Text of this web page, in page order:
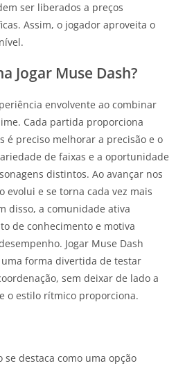
ser liberados a preços
Assim, o jogador aproveita o
Jogar Muse Dash?
envolvente ao combinar
Cada partida proporciona
é preciso melhorar a precisão e o
de faixas e a oportunidade
distintos. Ao avançar nos
evolui e se torna cada vez mais
disso, a comunidade ativa
de conhecimento e motiva
Jogar Muse Dash
forma divertida de testar
sem deixar de lado a
o estilo rítmico proporciona.
destaca como uma opção